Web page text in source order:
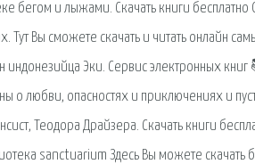
бегом и лыжами. Скачать книги
Тут Вы сможете скачать и читать онлайн
индонезийца Эки. Сервис электронных
о любви, опасностях и приключениях и
Теодора Драйзера. Скачать книги
sanctuarium Здесь Вы можете скачать